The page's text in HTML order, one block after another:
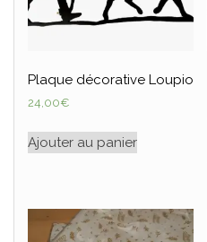
Plaque décorative Loupio
24,00€
Ajouter au panier